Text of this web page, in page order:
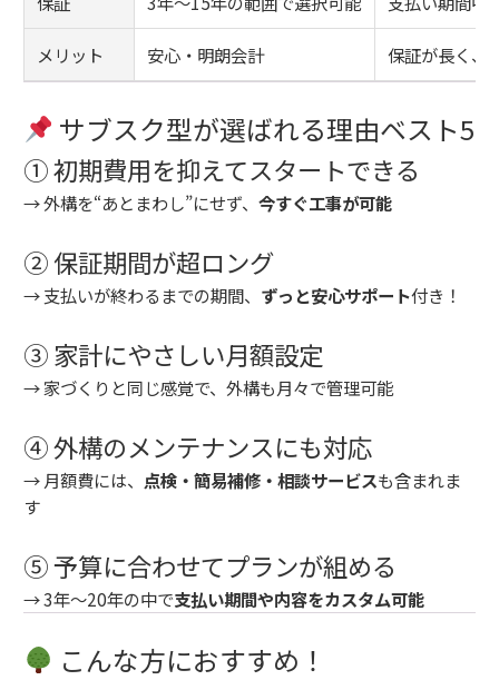
メリット 安心・明朗会計 保証が長く、
サブスク型が選ばれる理由ベスト5
① 初期費用を抑えてスタートできる
→ 外構を“あとまわし”にせず、 今すぐ工事が可能
② 保証期間が超ロング
→ 支払いが終わるまでの期間、 ずっと安心サポート付き！
③ 家計にやさしい月額設定
→ 家づくりと同じ感覚で、外構も月々で管理可能
④ 外構のメンテナンスにも対応
→ 月額費には、 点検・簡易補修・相談サービスも含まれま
す
⑤ 予算に合わせてプランが組める
→ 3年〜20年の中で支払い期間や内容をカスタム可能
こんな方におすすめ！